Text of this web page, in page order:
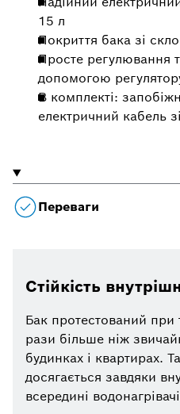
15 л
Покриття бака зі
Просте регулювання
допомогою
В комплекті:
електричний кабель
Переваги
Стійкість
Бак протестований
рази більше ніж
будинках і квартирах.
досягається завдяки
всередині